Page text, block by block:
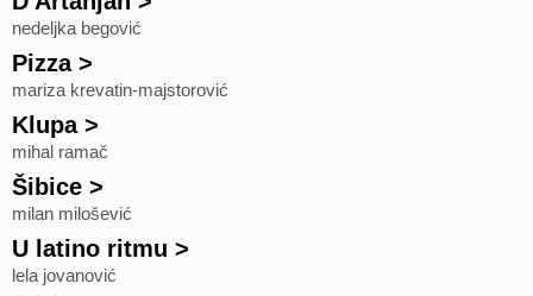
nedeljka begović
Pizza>
mariza krevatin-majstorović
Klupa>
mihal ramač
Šibice >
milan milošević
U latino ritmu >
lela jovanović